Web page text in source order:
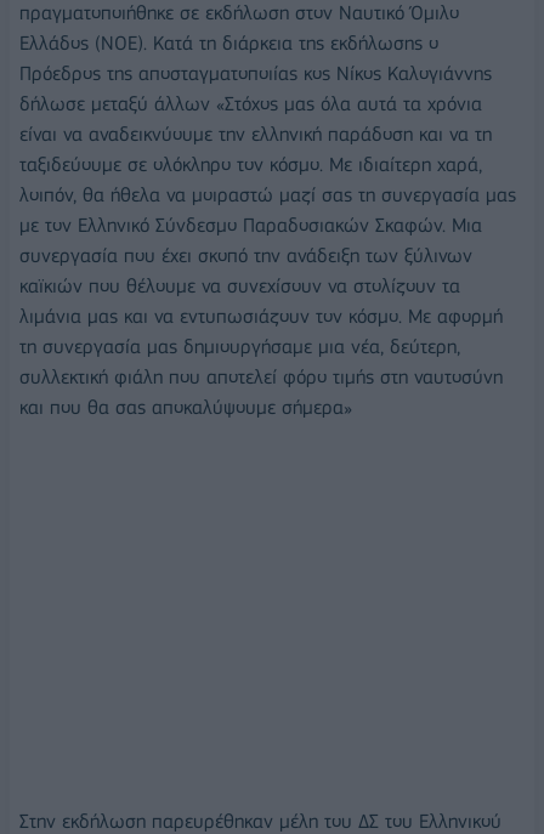
πραγματοποιήθηκε σε εκδήλωση στον Ναυτικό Όμιλο
Ελλάδος (ΝΟΕ). Κατά τη διάρκεια της εκδήλωσης ο
Πρόεδρος της αποσταγματοποιίας κος Νίκος Καλογιάννης
δήλωσε μεταξύ άλλων «Στόχος μας όλα αυτά τα χρόνια
είναι να αναδεικνύουμε την ελληνική παράδοση και να τη
ταξιδεύουμε σε ολόκληρο τον κόσμο. Mε ιδιαίτερη χαρά,
λοιπόν, θα ήθελα να μοιραστώ μαζί σας τη συνεργασία μας
με τον Ελληνικό Σύνδεσμο Παραδοσιακών Σκαφών. Μια
συνεργασία που έχει σκοπό την ανάδειξη των ξύλινων
καϊκιών που θέλουμε να συνεχίσουν να στολίζουν τα
λιμάνια μας και να εντυπωσιάζουν τον κόσμο. Με αφορμή
τη συνεργασία μας δημιουργήσαμε μια νέα, δεύτερη,
συλλεκτική φιάλη που αποτελεί φόρο τιμής στη ναυτοσύνη
και που θα σας αποκαλύψουμε σήμερα»
Στην εκδήλωση παρευρέθηκαν μέλη του ΔΣ του Ελληνικού